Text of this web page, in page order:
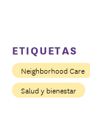
ETIQUETAS
Neighborhood Care
Salud y bienestar